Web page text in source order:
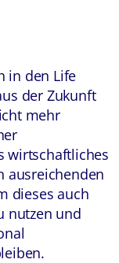
in den Life
der Zukunft
mehr
wirtschaftliches
ausreichenden
dieses auch
nutzen und